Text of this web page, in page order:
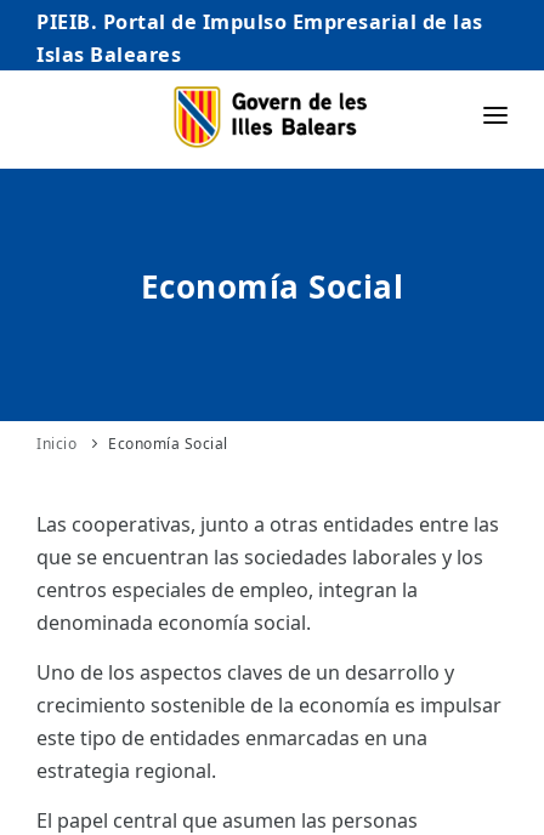
PIEIB. Portal de Impulso Empresarial de las
Islas Baleares
INICIO
AUTÓNOMO/AUTÓNOMA
INTERNACIONALIZACIÓN
ES
Economía Social
Inicio Economía Social
Las cooperativas, junto a otras entidades entre las
que se encuentran las sociedades laborales y los
centros especiales de empleo, integran la
denominada economía social.
Uno de los aspectos claves de un desarrollo y
crecimiento sostenible de la economía es impulsar
este tipo de entidades enmarcadas en una
estrategia regional.
El papel central que asumen las personas